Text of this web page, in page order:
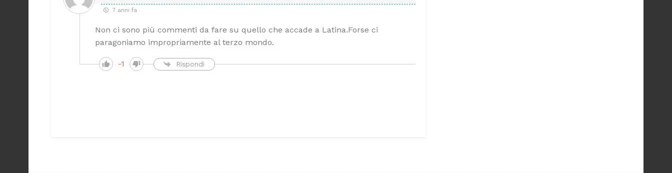
7 anni fa
Non ci sono più commenti da fare su quello che accade a Latina.Forse ci
paragoniamo impropriamente al terzo mondo.
-1 Rispondi